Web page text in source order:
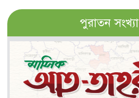
পুরাতন সংখ্যা